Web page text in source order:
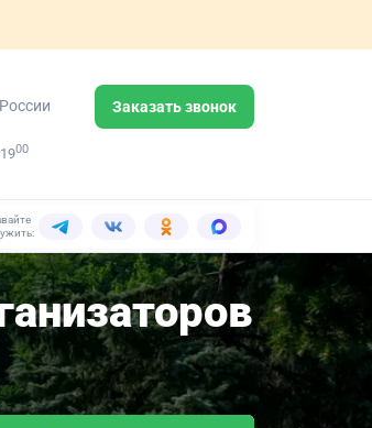
Заказать звонок
1900